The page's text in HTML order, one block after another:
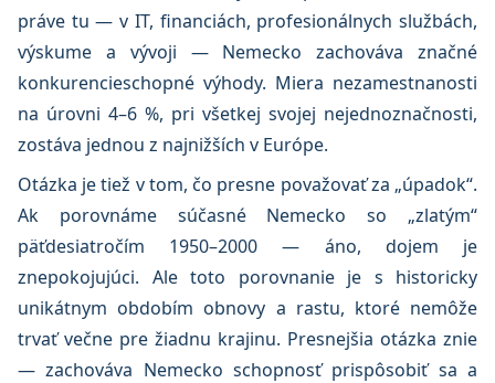
práve tu — v IT, financiách, profesionálnych službách,
výskume a vývoji — Nemecko zachováva značné
konkurencieschopné výhody. Miera nezamestnanosti
na úrovni 4–6 %, pri všetkej svojej nejednoznačnosti,
zostáva jednou z najnižších v Európe.
Otázka je tiež v tom, čo presne považovať za „úpadok“.
Ak porovnáme súčasné Nemecko so „zlatým“
päťdesiatročím 1950–2000 — áno, dojem je
znepokojujúci. Ale toto porovnanie je s historicky
unikátnym obdobím obnovy a rastu, ktoré nemôže
trvať večne pre žiadnu krajinu. Presnejšia otázka znie
— zachováva Nemecko schopnosť prispôsobiť sa a